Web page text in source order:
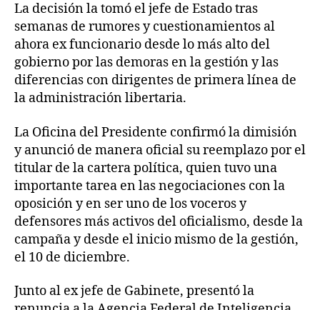
La decisión la tomó el jefe de Estado tras
semanas de rumores y cuestionamientos al
ahora ex funcionario desde lo más alto del
gobierno por las demoras en la gestión y las
diferencias con dirigentes de primera línea de
la administración libertaria.
La Oficina del Presidente confirmó la dimisión
y anunció de manera oficial su reemplazo por el
titular de la cartera política, quien tuvo una
importante tarea en las negociaciones con la
oposición y en ser uno de los voceros y
defensores más activos del oficialismo, desde la
campaña y desde el inicio mismo de la gestión,
el 10 de diciembre.
Junto al ex jefe de Gabinete, presentó la